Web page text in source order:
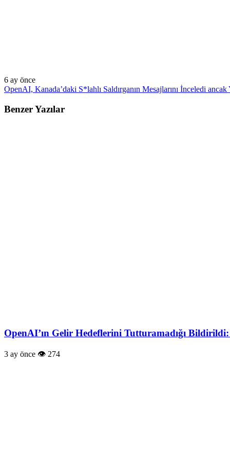
6 ay önce
OpenAI, Kanada’daki S*lahlı Saldırganın Mesajlarını İnceledi
Benzer Yazılar
OpenAI’ın Gelir Hedeflerini Tutturamadığı
3 ay önce 274